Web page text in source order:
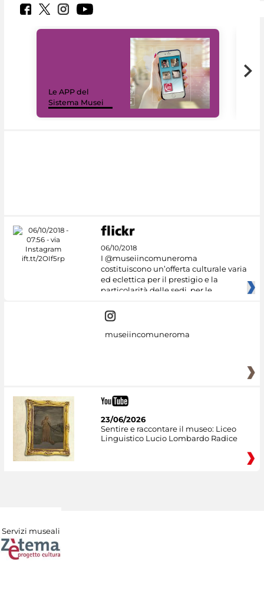
Le APP del
Sistema Musei
06/10/2018
I @museiincomuneroma
costituiscono un’offerta culturale varia
ed eclettica per il prestigio e la
particolarità delle sedi, per le
museiincomuneroma
23/06/2026
Sentire e raccontare il museo: Liceo
Linguistico Lucio Lombardo Radice
Servizi museali